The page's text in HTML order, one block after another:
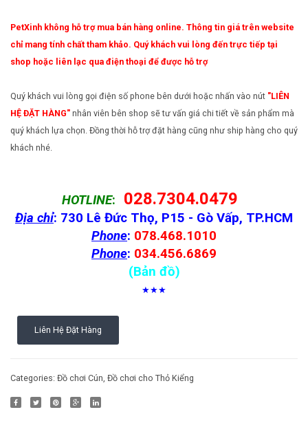
PetXinh không hỗ trợ mua bán hàng online. Thông tin giá trên website
chỉ mang tính chất tham khảo. Quý khách vui lòng đến trực tiếp tại
shop hoặc liên lạc qua điện thoại để được hỗ trợ
Quý khách vui lòng gọi điện số phone bên dưới hoặc nhấn vào nút "LIÊN
HỆ ĐẶT HÀNG" nhân viên bên shop sẽ tư vấn giá chi tiết về sản phẩm mà
quý khách lựa chọn. Đồng thời hỗ trợ đặt hàng cũng như ship hàng cho quý
khách nhé.
HOTLINE: 028.7304.0479
Địa chỉ: 730 Lê Đức Thọ, P15 - Gò Vấp, TP.HCM
Phone: 078.468.1010
Phone: 034.456.6869
(Bản đồ)
★★★
Liên Hệ Đặt Hàng
Categories: Đồ chơi Cún, Đồ chơi cho Thỏ Kiểng